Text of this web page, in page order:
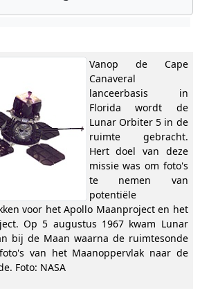
Vanop de Cape
Canaveral
lanceerbasis in
Florida wordt de
Lunar Orbiter 5 in de
ruimte gebracht.
Hert doel van deze
missie was om foto's
te nemen van
potentiële
voor het Apollo Maanproject en het
Op 5 augustus 1967 kwam Lunar
bij de Maan waarna de ruimtesonde
van het Maanoppervlak naar de
Foto: NASA